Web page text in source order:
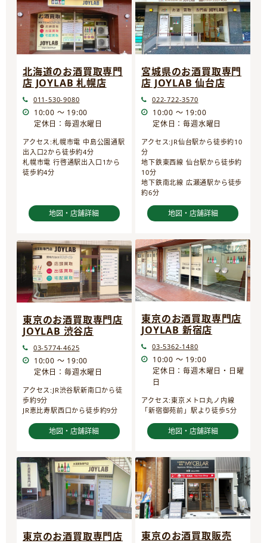
北海道のお酒買取専門
店 JOYLAB 札幌店
011-530-9080
10:00 ～ 19:00
定休日：毎週水曜日
アクセス:札幌市電 中島公園通駅
出入口2から徒歩約4分
札幌市電 行啓通駅出入口1から
徒歩約4分
地図・店舗詳細
宮城県のお酒買取専門
店 JOYLAB 仙台店
022-722-3570
10:00 ～ 19:00
定休日：毎週水曜日
アクセス:JR仙台駅から徒歩約10
分
地下鉄東西線 仙台駅から徒歩約
10分
地下鉄南北線 広瀬通駅から徒歩
約6分
地図・店舗詳細
東京のお酒買取専門店
JOYLAB 渋谷店
03-5774-4625
10:00 ～ 19:00
定休日：毎週水曜日
アクセス:JR渋谷駅新南口から徒
歩約9分
JR恵比寿駅西口から徒歩約9分
地図・店舗詳細
東京のお酒買取専門店
JOYLAB 新宿店
03-5362-1480
10:00 ～ 19:00
定休日：毎週木曜日・日曜
日
アクセス:東京メトロ丸ノ内線
「新宿御苑前」駅より徒歩5分
地図・店舗詳細
東京のお酒買取専門店
東京のお酒買取販売